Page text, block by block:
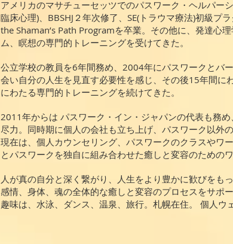
アメリカのマサチューセッツでのパスワーク・ヘルパー
臨床心理)、BBSHJ２年次修了、SE(トラウマ療法)初級プ
the Shaman’s Path Programを卒業。その他に、発達心
ム、瞑想の専門的トレーニングを受けてきた。
公立学校の教員を6年間務め、2004年にパスワークとバ
会い自分の人生を見直す必要性を感じ、その後15年間に
にわたる専門的トレーニングを続けてきた。
2011年からは パスワーク・イン・ジャパンの代表も務
尽力。同時期に個人の会社も立ち上げ、パスワーク以外
現在は、個人カウンセリング、パスワークのクラスやワ
とパスワークを独自に組み合わせた癒しと変容のための
人が真の自分と深く繋がり、人生をより豊かに歓びをも
感情、身体、魂の全体的な癒しと変容のプロセスをサポ
趣味は、水泳、ダンス、温泉、旅行。札幌在住。
個人ウ